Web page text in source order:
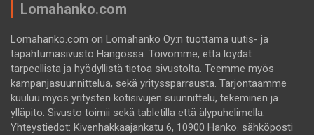
Lomahanko.com
Lomahanko.com on Lomahanko Oy:n tuottama uutis- ja
tapahtumasivusto Hangossa. Toivomme, että löydät
tarpeellista ja hyödyllistä tietoa sivustolta. Teemme myös
kampanjasuunnittelua, sekä yrityssparrausta. Tarjontaamme
kuuluu myös yritysten kotisivujen suunnittelu, tekeminen ja
ylläpito. Sivusto toimii sekä tabletilla että älypuhelimella.
Yhteystiedot: Kivenhakkaajankatu 6, 10900 Hanko. sähköposti